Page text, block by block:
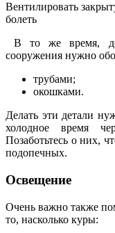
Вентилировать
болеть
В то же время,
сооружения нужно
трубами;
окошками.
Делать эти детали
холодное время
Позаботьтесь о них,
подопечных.
Освещение
Очень важно также
то, насколько куры: